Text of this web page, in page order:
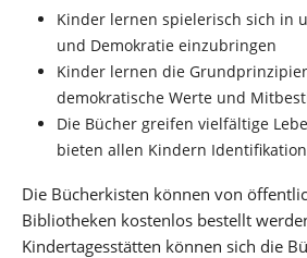
Kinder lernen spielerisch sich in
und Demokratie einzubringen
Kinder lernen die
demokratische Werte und
Die Bücher greifen vielfältige
bieten allen Kindern
Die Bücherkisten können von
Bibliotheken kostenlos bestellt
Kindertagesstätten können sich die